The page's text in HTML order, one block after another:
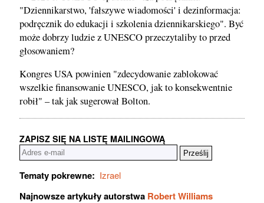
"Dziennikarstwo, 'fałszywe wiadomości' i dezinformacja:
podręcznik do edukacji i szkolenia dziennikarskiego". Być
może dobrzy ludzie z UNESCO przeczytaliby to przed
głosowaniem?
Kongres USA powinien "zdecydowanie zablokować
wszelkie finansowanie UNESCO, jak to konsekwentnie
robił" – tak jak sugerował Bolton.
ZAPISZ SIĘ NA LISTĘ MAILINGOWĄ
Tematy pokrewne: Izrael
Najnowsze artykuły autorstwa Robert Williams